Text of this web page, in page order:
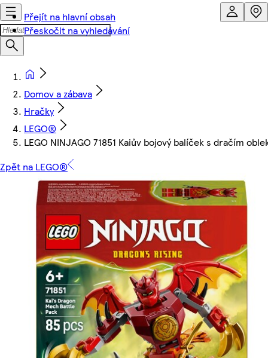
Přejít na hlavní obsah
Přeskočit na vyhledávání
Domov a zábava
Hračky
LEGO®
LEGO NINJAGO 71851 Kaiův bojový balíček s dračím
Zpět na LEGO®